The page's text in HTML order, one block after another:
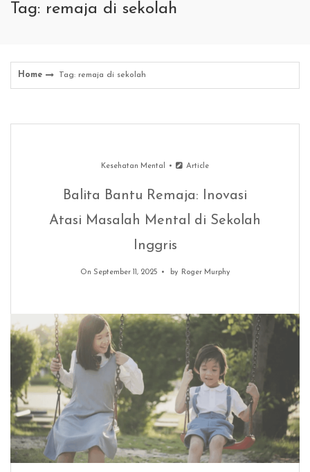
Tag: remaja di sekolah
Home Tag: remaja di sekolah
Kesehatan Mental Article
Balita Bantu Remaja: Inovasi
Atasi Masalah Mental di Sekolah
Inggris
On September 11, 2025 by Roger Murphy